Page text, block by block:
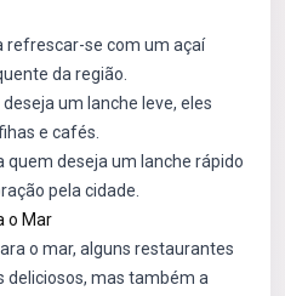
refrescar-se com um açaí
da região.
deseja um lanche leve, eles
e cafés.
quem deseja um lanche rápido
pela cidade.
o Mar
o mar, alguns restaurantes
mas também a